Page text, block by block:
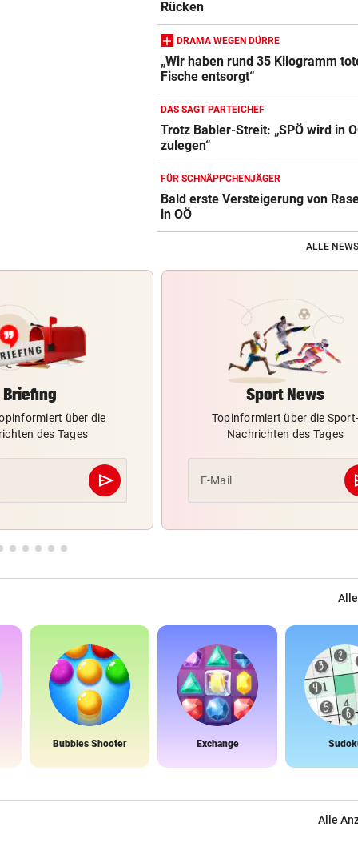
Rücken
DRAMA WEGEN DÜRRE
„Wir haben rund 35 Kilogramm
Fische entsorgt“
DAS SAGT PARTEICHEF
Trotz Babler-Streit: „SPÖ wird in
zulegen“
FÜR SCHNÄPPCHENJÄGER
Bald erste Versteigerung von
in OÖ
ALLE
Briefing
über die
des Tages
send
Abschicken
Sport News
Topinformiert über die Sport-
Nachrichten des Tages
E-Mail
Bubbles Shooter Exchange
Alle